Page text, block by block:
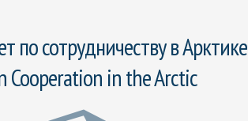
сотрудничеству в Арктике
in the Arctic